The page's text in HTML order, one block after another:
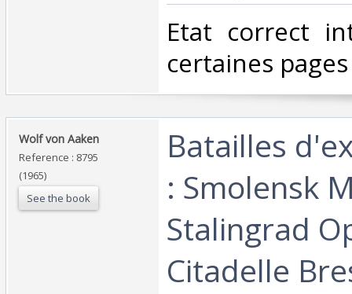
‎Etat correct
certaines
‎Wolf von Aaken‎
Reference : 8795
(1965)
See the book
‎Batailles
: Smolensk
Stalingrad
Citadelle